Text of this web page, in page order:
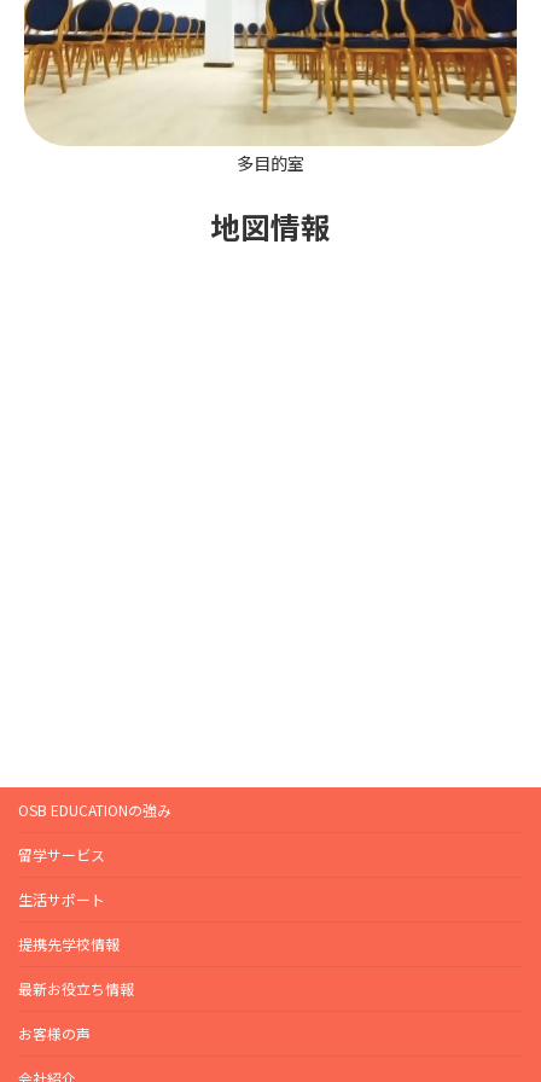
多目的室
地図情報
OSB EDUCATIONの強み
留学サービス
生活サポート
提携先学校情報
最新お役立ち情報
お客様の声